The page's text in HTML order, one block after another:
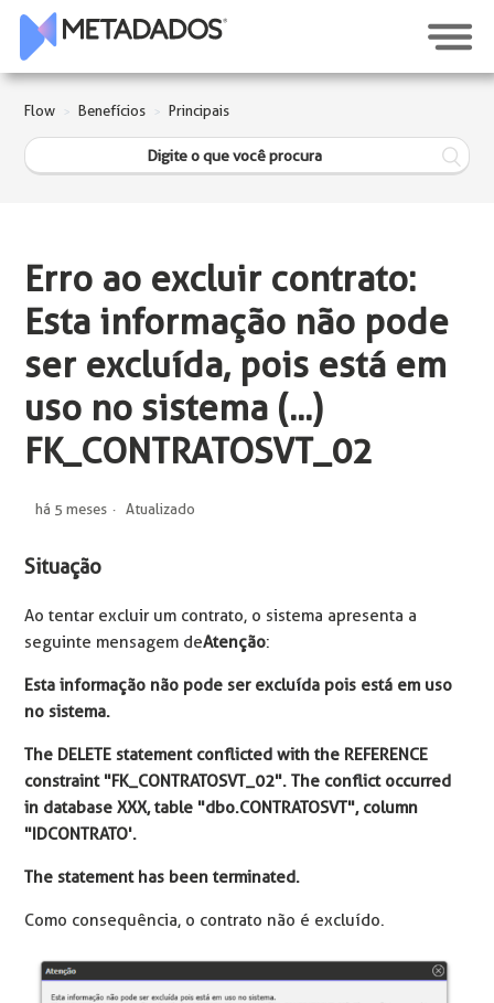
Flow Benefícios Principais
Erro ao excluir contrato:
Esta informação não pode
ser excluída, pois está em
uso no sistema (...)
FK_CONTRATOSVT_02
há 5 meses Atualizado
Situação
Ao tentar excluir um contrato, o sistema apresenta a
seguinte mensagem deAtenção:
Esta informação não pode ser excluída pois está em uso
no sistema.
The DELETE statement conflicted with the REFERENCE
constraint "FK_CONTRATOSVT_02". The conflict occurred
in database XXX, table "dbo.CONTRATOSVT", column
"IDCONTRATO'.
The statement has been terminated.
Como consequência, o contrato não é excluído.